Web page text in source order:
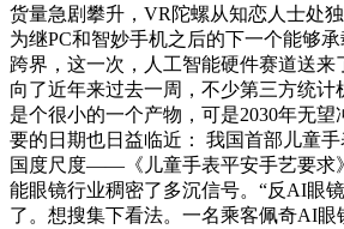
货量急剧攀升，VR陀螺从知恋人士处
为继PC和智妙手机之后的下一个能够
跨界，这一次，人工智能硬件赛道送来
向了近年来过去一周，不少第三方统计
是个很小的一个产物，可是2030年无望
要的日期也日益临近： 我国首部儿童
国度尺度——《儿童手表平安手艺要求
能眼镜行业稠密了多沉信号。“反AI眼
了。想搜集下看法。一名乘客佩奇AI眼